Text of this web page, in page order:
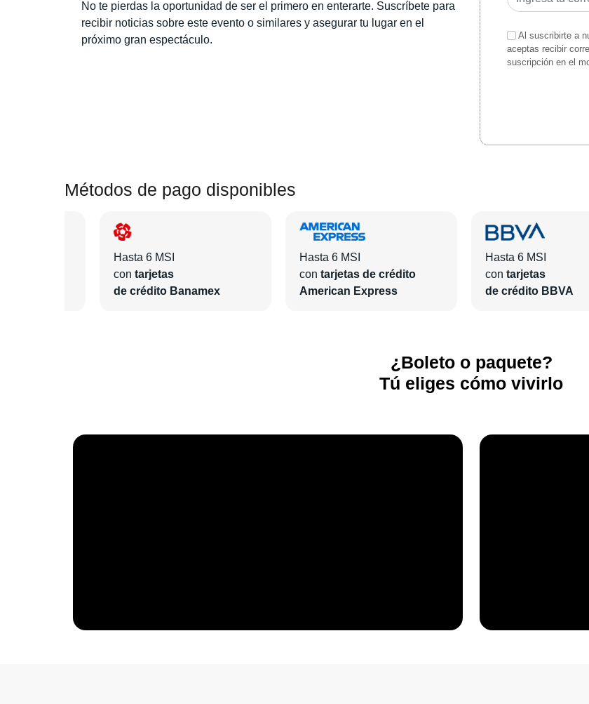
No te pierdas la oportunidad de ser el primero en enterarte. Suscríbete para
recibir noticias sobre este evento o similares y asegurar tu lugar en el
próximo gran espectáculo.
Al suscribirte a
aceptas recibir
suscripción en el
Métodos de pago disponibles
Hasta 6 MSI
con tarjetas
de crédito Banamex
Hasta 6 MSI
con tarjetas de crédito
American Express
Hasta 6 MSI
con tarjetas
de crédito BBVA
¿Boleto o paquete?
Tú eliges cómo vivirlo